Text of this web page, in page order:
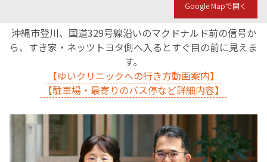
Google Mapで開く
沖縄市登川、国道329号線沿いのマクドナルド前の信号か
ら、すき家・ネッツトヨタ側へ入るとすぐ目の前に見えま
す。
【ゆいクリニックへの行き方動画案内】
【駐車場・最寄りのバス停など詳細内容】